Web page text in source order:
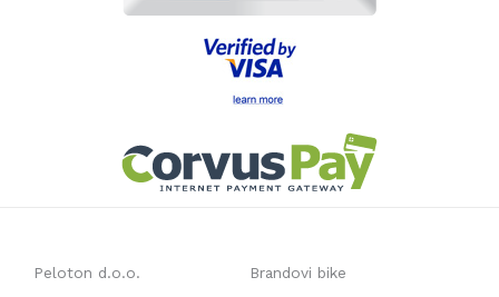
Peloton d.o.o. Brandovi bike